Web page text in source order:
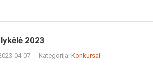
2023
04-07 Kategorija: Konkursai